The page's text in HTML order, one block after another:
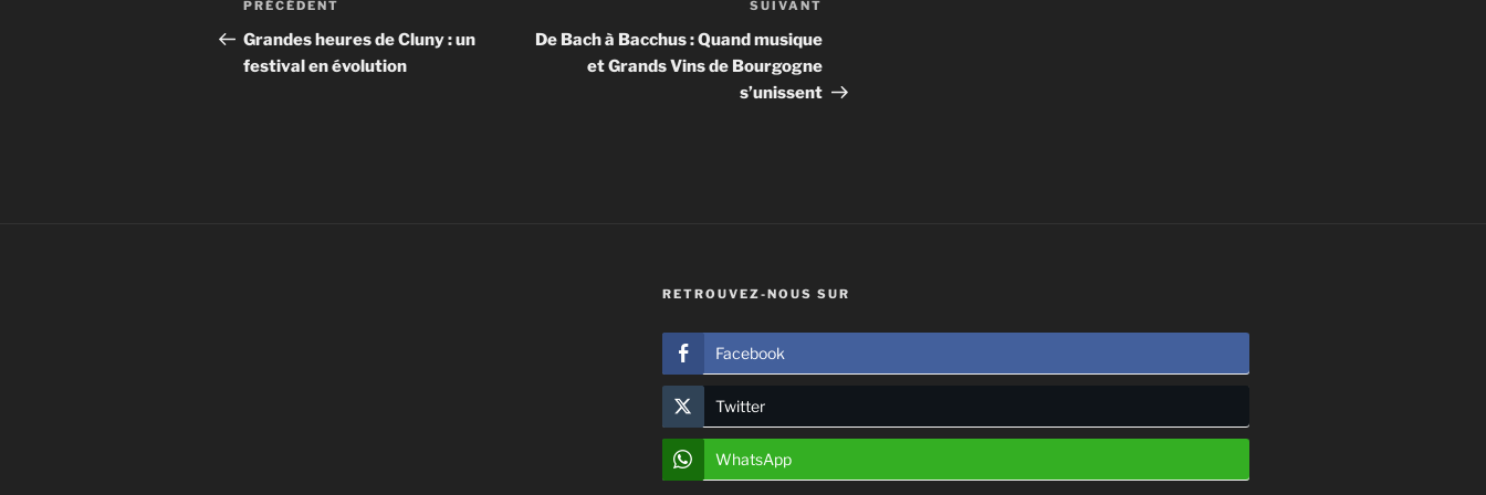
de
l’article
Article
précédent
PRÉCÉDENT
Grandes heures de Cluny : un
festival en évolution
suivant
SUIVANT
De Bach à Bacchus : Quand musique
et Grands Vins de Bourgogne
s’unissent
RETROUVEZ-NOUS SUR
Facebook
Twitter
WhatsApp